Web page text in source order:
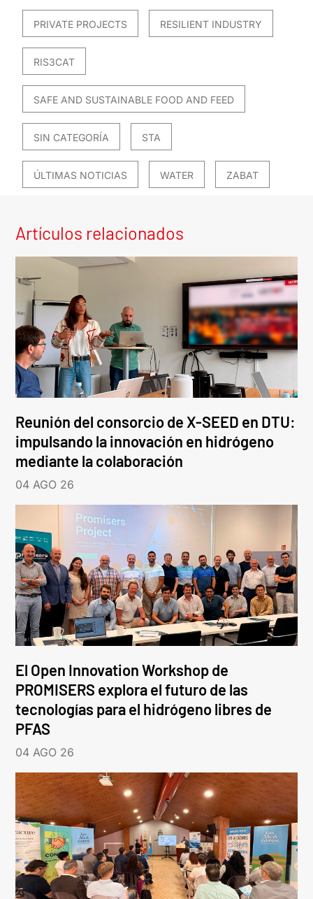
PRIVATE PROJECTS RESILIENT INDUSTRY
RIS3CAT
SAFE AND SUSTAINABLE FOOD AND FEED
SIN CATEGORÍA STA
ÚLTIMAS NOTICIAS WATER ZABAT
Artículos relacionados
Reunión del consorcio de X-SEED en DTU:
impulsando la innovación en hidrógeno
mediante la colaboración
04 AGO 26
El Open Innovation Workshop de
PROMISERS explora el futuro de las
tecnologías para el hidrógeno libres de
PFAS
04 AGO 26